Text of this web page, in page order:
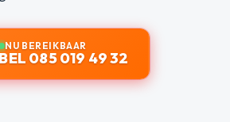
NU BEREIKBAAR
BEL 085 019 49 32